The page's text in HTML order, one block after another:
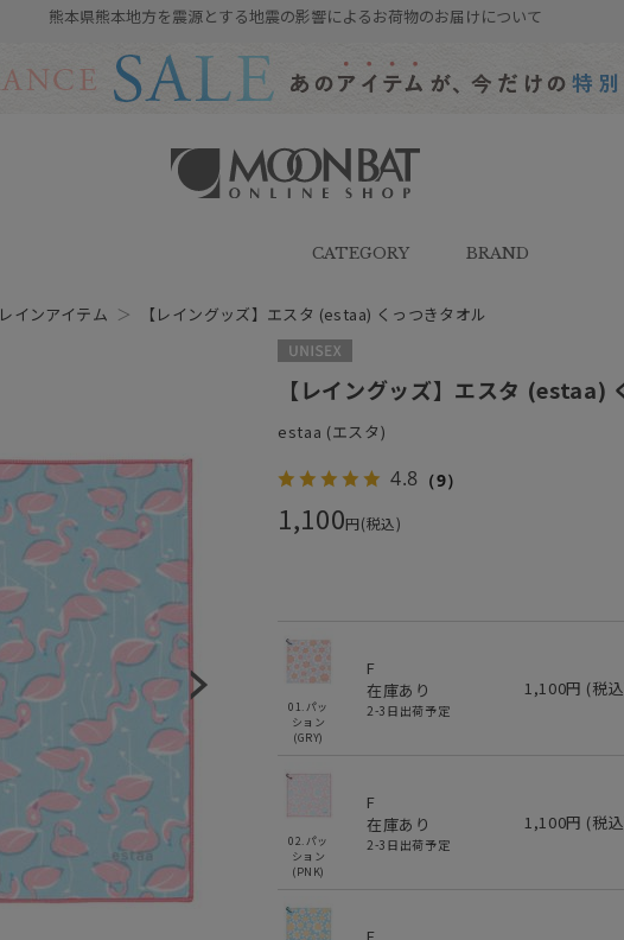
熊本県熊本地方を震源とする地震の影響によるお荷物のお届けについて
SHOP（ムーンバットオンラインシ
CATEGORY BRAND
レインアイテム ＞ 【レイングッズ】エスタ (estaa) くっつきタオル
【レイングッズ】エスタ (estaa)
estaa (エスタ)
4.8 （9）
1,100円(税込)
01.パッ
ション
(GRY)
F
在庫あり
2-3日出荷予定
1,100円 (税
02.パッ
ション
(PNK)
F
在庫あり
2-3日出荷予定
1,100円 (税